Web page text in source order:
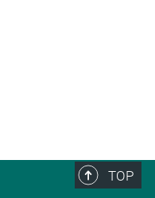
TOP